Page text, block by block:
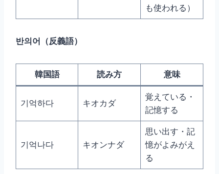
も使われる）
반의어（反義語）
韓国語 読み方 意味
기억하다 キオカダ
覚えている・
記憶する
기억나다 キオンナダ
思い出す・記
憶がよみがえ
る